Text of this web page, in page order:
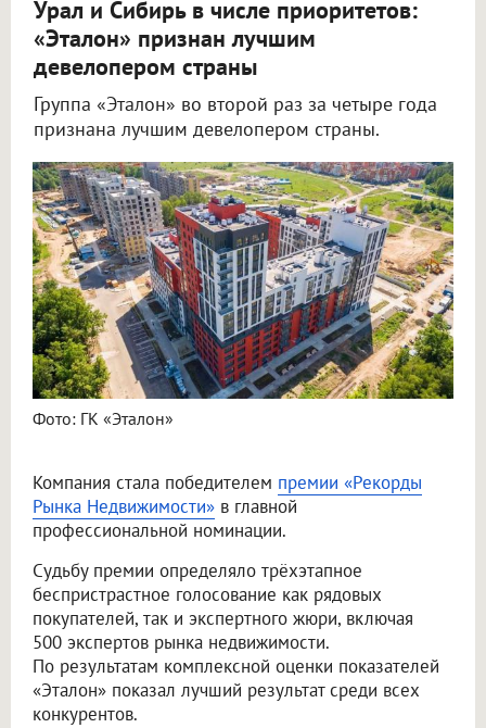
Урал и Сибирь в числе приоритетов:
«Эталон» признан лучшим
девелопером страны
Группа «Эталон» во второй раз за четыре года
признана лучшим девелопером страны.
Фото: ГК «Эталон»
Компания стала победителем премии «Рекорды
Рынка Недвижимости» в главной
профессиональной номинации.
Судьбу премии определяло трёхэтапное
беспристрастное голосование как рядовых
покупателей, так и экспертного жюри, включая
500 экспертов рынка недвижимости.
По результатам комплексной оценки показателей
«Эталон» показал лучший результат среди всех
конкурентов.